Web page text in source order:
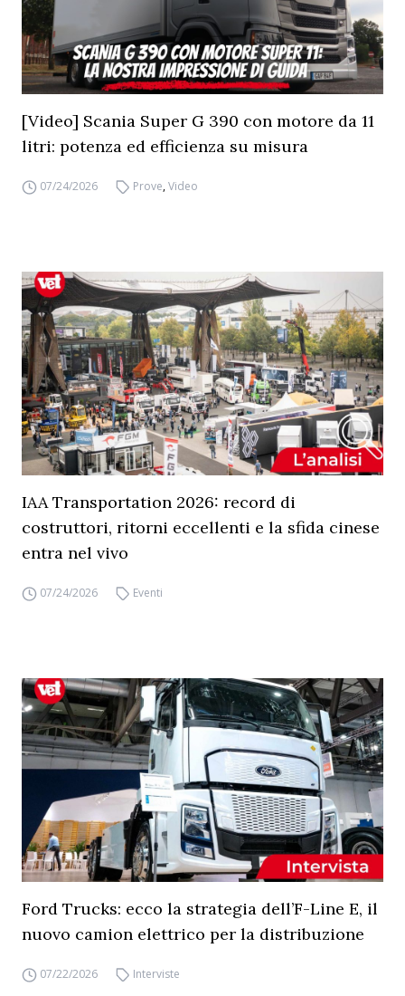
[Video] Scania Super G 390 con motore da 11
litri: potenza ed efficienza su misura
07/24/2026 Prove,Video
IAA Transportation 2026: record di
costruttori, ritorni eccellenti e la sfida cinese
entra nel vivo
07/24/2026 Eventi
Ford Trucks: ecco la strategia dell’F-Line E, il
nuovo camion elettrico per la distribuzione
07/22/2026 Interviste